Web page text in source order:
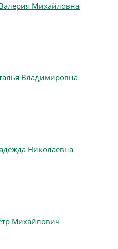
Михайловна
Владимировна
Николаевна
Михайлович